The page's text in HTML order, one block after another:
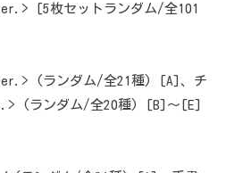
[5枚セットランダム/全101
(ランダム/全21種) [A]、チ
(ランダム/全20種) [B]～[E]